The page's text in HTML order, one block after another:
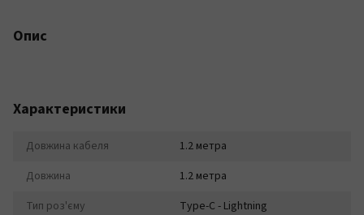
Опис
Характеристики
Довжина кабеля
1.2 метра
Довжина
1.2 метра
Тип роз'єму
Type-C - Lightning